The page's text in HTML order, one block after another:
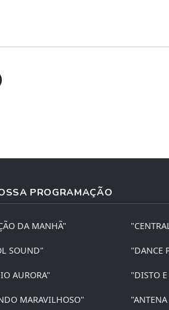
PROGRAMAÇÃO
DA MANHÃ"
SOUND" "DANCE
AURORA" "DISTO
MARAVILHOSO"